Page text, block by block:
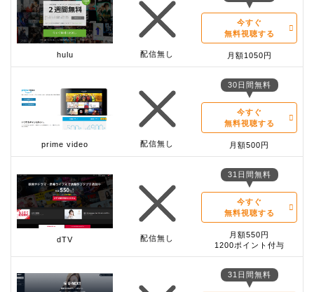
hulu 配信無し
今すぐ
無料視聴する
月額1050円
prime video 配信無し
30日間無料
今すぐ
無料視聴する
月額500円
dTV 配信無し
31日間無料
今すぐ
無料視聴する
月額550円
1200ポイント付与
31日間無料